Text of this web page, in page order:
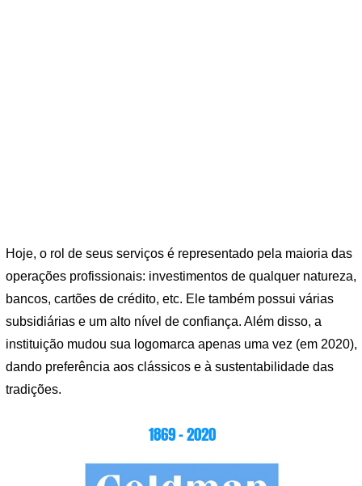
Hoje, o rol de seus serviços é representado pela maioria das
operações profissionais: investimentos de qualquer natureza,
bancos, cartões de crédito, etc. Ele também possui várias
subsidiárias e um alto nível de confiança. Além disso, a
instituição mudou sua logomarca apenas uma vez (em 2020),
dando preferência aos clássicos e à sustentabilidade das
tradições.
1869 – 2020